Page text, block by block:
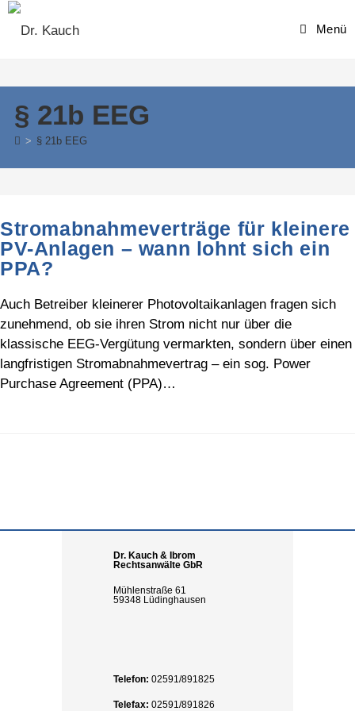
Skip
Menü
§ 21b EEG
> § 21b EEG
Stromabnahmeverträge für kleinere
PV-Anlagen – wann lohnt sich ein
PPA?
Auch Betreiber kleinerer Photovoltaikanlagen fragen sich
zunehmend, ob sie ihren Strom nicht nur über die
klassische EEG-Vergütung vermarkten, sondern über einen
langfristigen Stromabnahmevertrag – ein sog. Power
Purchase Agreement (PPA)…
Dr. Kauch & Ibrom
Rechtsanwälte GbR
Mühlenstraße 61
59348 Lüdinghausen
Telefon: 02591/891825
Telefax: 02591/891826